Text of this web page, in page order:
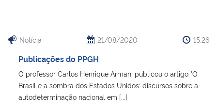
Notícia 21/08/2020 15:26
Publicações do PPGH
O professor Carlos Henrique Armani publicou o artigo "O
Brasil e a sombra dos Estados Unidos: discursos sobre a
autodeterminação nacional em [...]